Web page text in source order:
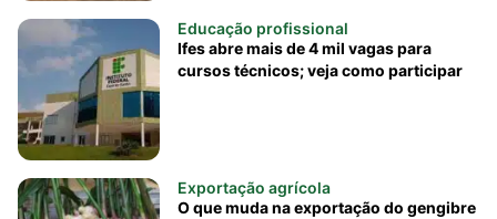
Educação profissional
Ifes abre mais de 4 mil vagas para
cursos técnicos; veja como participar
Exportação agrícola
O que muda na exportação do gengibre